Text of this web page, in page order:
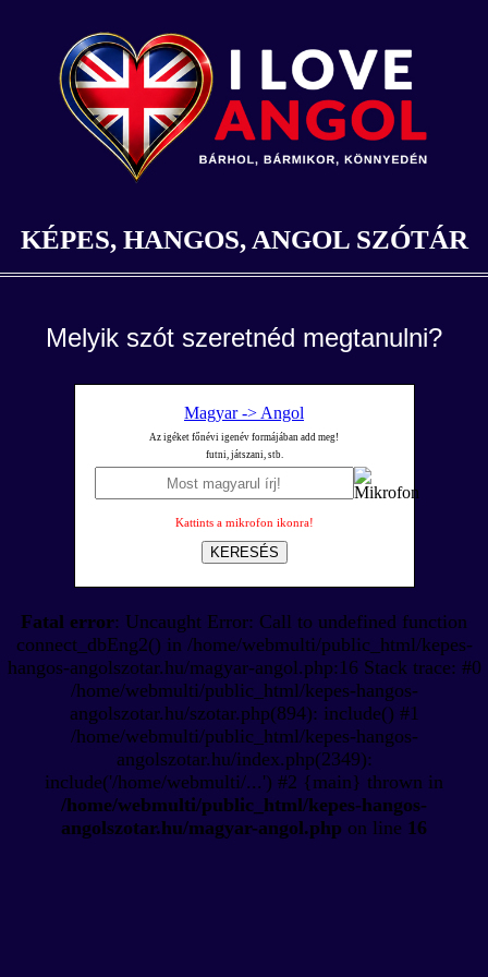
KÉPES, HANGOS, ANGOL SZÓTÁR
Melyik szót szeretnéd megtanulni?
Magyar -> Angol
Az igéket főnévi igenév formájában add meg!
futni, játszani, stb.
Kattints a mikrofon ikonra!
KERESÉS
Fatal error: Uncaught Error: Call to undefined function
connect_dbEng2() in /home/webmulti/public_html/kepes-
hangos-angolszotar.hu/magyar-angol.php:16 Stack trace: #0
/home/webmulti/public_html/kepes-hangos-
angolszotar.hu/szotar.php(894): include() #1
/home/webmulti/public_html/kepes-hangos-
angolszotar.hu/index.php(2349):
include('/home/webmulti/...') #2 {main} thrown in
/home/webmulti/public_html/kepes-hangos-
angolszotar.hu/magyar-angol.php on line 16